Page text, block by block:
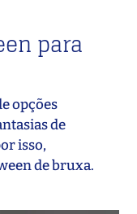
para
opções
de
isso,
de bruxa.